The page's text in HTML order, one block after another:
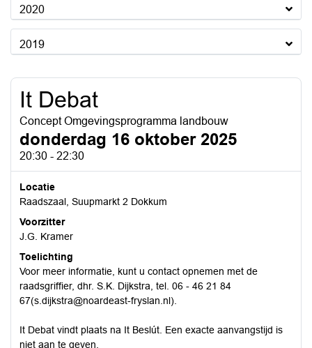
2020
2019
It Debat
Concept Omgevingsprogramma landbouw
donderdag 16 oktober 2025
20:30 - 22:30
Locatie
Raadszaal, Suupmarkt 2 Dokkum
Voorzitter
J.G. Kramer
Toelichting
Voor meer informatie, kunt u contact opnemen met de
raadsgriffier, dhr. S.K. Dijkstra, tel. 06 - 46 21 84
67(s.dijkstra@noardeast-fryslan.nl).
It Debat vindt plaats na It Beslút. Een exacte aanvangstijd is
niet aan te geven.